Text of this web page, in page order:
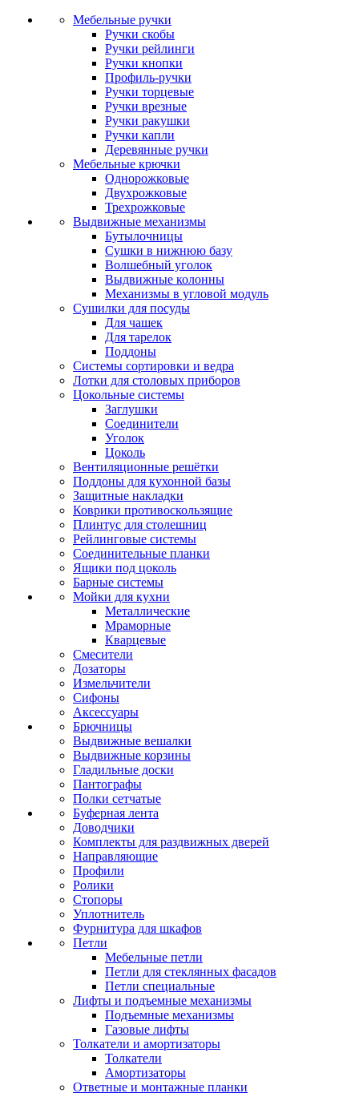
Мебельные ручки
Ручки скобы
Ручки рейлинги
Ручки кнопки
Профиль-ручки
Ручки торцевые
Ручки врезные
Ручки ракушки
Ручки капли
Деревянные ручки
Мебельные крючки
Однорожковые
Двухрожковые
Трехрожковые
Выдвижные механизмы
Бутылочницы
Сушки в нижнюю базу
Волшебный уголок
Выдвижные колонны
Механизмы в угловой модуль
Сушилки для посуды
Для чашек
Для тарелок
Поддоны
Системы сортировки и ведра
Лотки для столовых приборов
Цокольные системы
Заглушки
Соединители
Уголок
Цоколь
Вентиляционные решётки
Поддоны для кухонной базы
Защитные накладки
Коврики противоскользящие
Плинтус для столешниц
Рейлинговые системы
Соединительные планки
Ящики под цоколь
Барные системы
Мойки для кухни
Металлические
Мраморные
Кварцевые
Смесители
Дозаторы
Измельчители
Сифоны
Аксессуары
Брючницы
Выдвижные вешалки
Выдвижные корзины
Гладильные доски
Пантографы
Полки сетчатые
Буферная лента
Доводчики
Комплекты для раздвижных дверей
Направляющие
Профили
Ролики
Стопоры
Уплотнитель
Фурнитура для шкафов
Петли
Мебельные петли
Петли для стеклянных фасадов
Петли специальные
Лифты и подъемные механизмы
Подъемные механизмы
Газовые лифты
Толкатели и амортизаторы
Толкатели
Амортизаторы
Ответные и монтажные планки